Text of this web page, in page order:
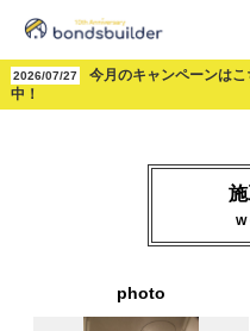
2026/07/27
今月のキャンペーンは
中！
株式会社ボンズビルダー>施工事例> 水
ットバス交換工事・和室リフォーム・壁
photo